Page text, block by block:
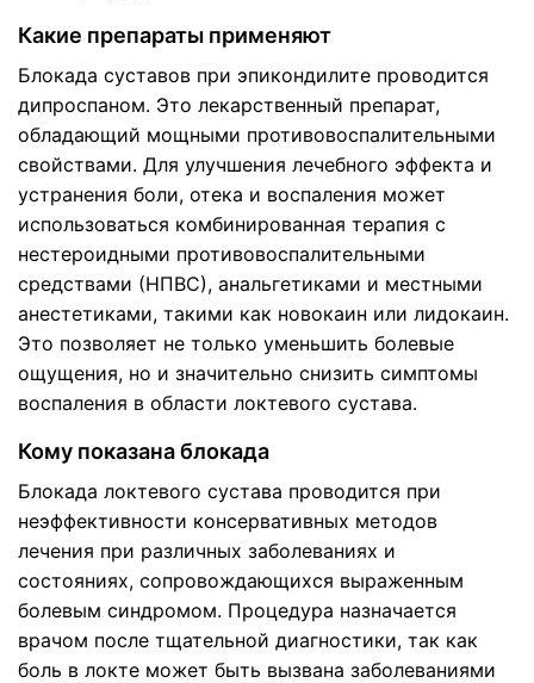
Какие препараты применяют
Блокада суставов при эпикондилите проводится
дипроспаном. Это лекарственный препарат,
обладающий мощными противовоспалительными
свойствами. Для улучшения лечебного эффекта и
устранения боли, отека и воспаления может
использоваться комбинированная терапия с
нестероидными противовоспалительными
средствами (НПВС), анальгетиками и местными
анестетиками, такими как новокаин или лидокаин.
Это позволяет не только уменьшить болевые
ощущения, но и значительно снизить симптомы
воспаления в области локтевого сустава.
Кому показана блокада
Блокада локтевого сустава проводится при
неэффективности консервативных методов
лечения при различных заболеваниях и
состояниях, сопровождающихся выраженным
болевым синдромом. Процедура назначается
врачом после тщательной диагностики, так как
боль в локте может быть вызвана заболеваниями